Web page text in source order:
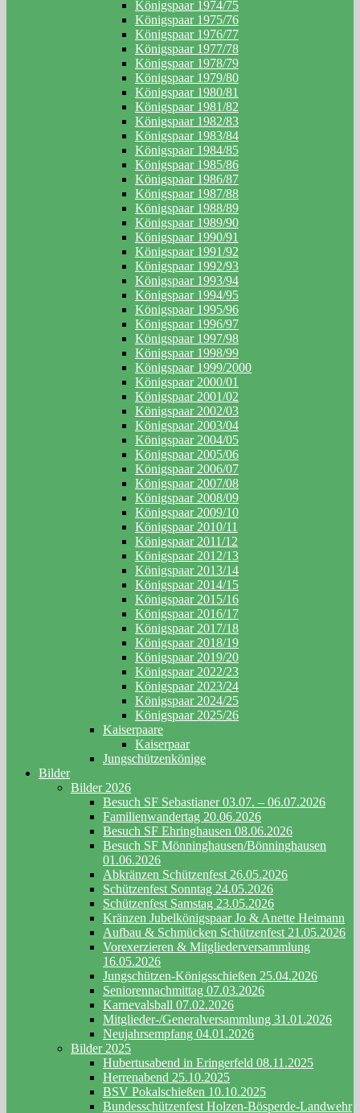
Königspaar 1974/75
Königspaar 1975/76
Königspaar 1976/77
Königspaar 1977/78
Königspaar 1978/79
Königspaar 1979/80
Königspaar 1980/81
Königspaar 1981/82
Königspaar 1982/83
Königspaar 1983/84
Königspaar 1984/85
Königspaar 1985/86
Königspaar 1986/87
Königspaar 1987/88
Königspaar 1988/89
Königspaar 1989/90
Königspaar 1990/91
Königspaar 1991/92
Königspaar 1992/93
Königspaar 1993/94
Königspaar 1994/95
Königspaar 1995/96
Königspaar 1996/97
Königspaar 1997/98
Königspaar 1998/99
Königspaar 1999/2000
Königspaar 2000/01
Königspaar 2001/02
Königspaar 2002/03
Königspaar 2003/04
Königspaar 2004/05
Königspaar 2005/06
Königspaar 2006/07
Königspaar 2007/08
Königspaar 2008/09
Königspaar 2009/10
Königspaar 2010/11
Königspaar 2011/12
Königspaar 2012/13
Königspaar 2013/14
Königspaar 2014/15
Königspaar 2015/16
Königspaar 2016/17
Königspaar 2017/18
Königspaar 2018/19
Königspaar 2019/20
Königspaar 2022/23
Königspaar 2023/24
Königspaar 2024/25
Königspaar 2025/26
Kaiserpaare
Kaiserpaar
Jungschützenkönige
Bilder
Bilder 2026
Besuch SF Sebastianer 03.07. – 06.07.2026
Familienwandertag 20.06.2026
Besuch SF Ehringhausen 08.06.2026
Besuch SF Mönninghausen/Bönninghausen
01.06.2026
Abkränzen Schützenfest 26.05.2026
Schützenfest Sonntag 24.05.2026
Schützenfest Samstag 23.05.2026
Kränzen Jubelkönigspaar Jo & Anette Heimann
Aufbau & Schmücken Schützenfest 21.05.2026
Vorexerzieren & Mitgliederversammlung
16.05.2026
Jungschützen-Königsschießen 25.04.2026
Seniorennachmittag 07.03.2026
Karnevalsball 07.02.2026
Mitglieder-/Generalversammlung 31.01.2026
Neujahrsempfang 04.01.2026
Bilder 2025
Hubertusabend in Eringerfeld 08.11.2025
Herrenabend 25.10.2025
BSV Pokalschießen 10.10.2025
Bundesschützenfest Holzen-Bösperde-Landwehr